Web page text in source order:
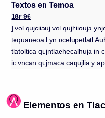
Textos en Temoa
18r 96
] vel qujciiauj vel qujhiiouja
tequaneoatl yn ocelupetlatl
tlatoltica qujntlaehecalhuja in
ic vncan qujmaca caqujlia y
Elementos en